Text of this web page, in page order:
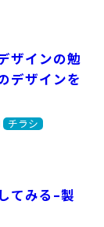
ザインの勉
デザインを
チラシ
てみる–製